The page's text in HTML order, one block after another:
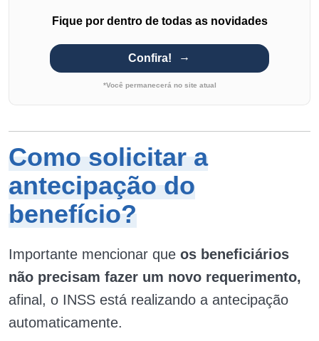
Fique por dentro de todas as novidades
Confira!
*Você permanecerá no site atual
Como solicitar a
antecipação do
benefício?
Importante mencionar que os beneficiários
não precisam fazer um novo requerimento,
afinal, o INSS está realizando a antecipação
automaticamente.